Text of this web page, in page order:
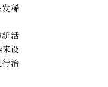
稀
活
设
治